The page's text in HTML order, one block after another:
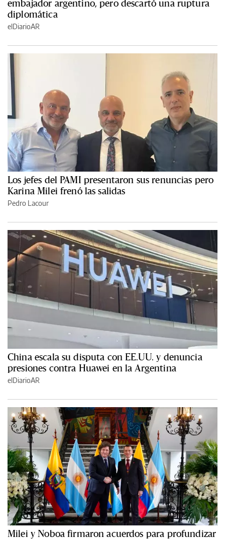
embajador argentino, pero descartó una ruptura
diplomática
elDiarioAR
Los jefes del PAMI presentaron sus renuncias pero
Karina Milei frenó las salidas
Pedro Lacour
China escala su disputa con EE.UU. y denuncia
presiones contra Huawei en la Argentina
elDiarioAR
Milei y Noboa firmaron acuerdos para profundizar